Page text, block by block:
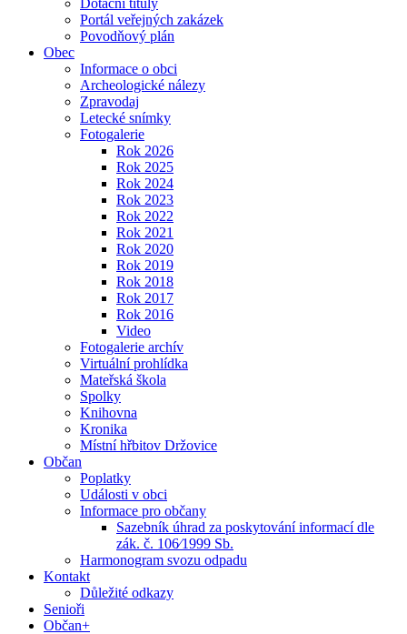
Dotační tituly
Portál veřejných zakázek
Povodňový plán
Obec
Informace o obci
Archeologické nálezy
Zpravodaj
Letecké snímky
Fotogalerie
Rok 2026
Rok 2025
Rok 2024
Rok 2023
Rok 2022
Rok 2021
Rok 2020
Rok 2019
Rok 2018
Rok 2017
Rok 2016
Video
Fotogalerie archív
Virtuální prohlídka
Mateřská škola
Spolky
Knihovna
Kronika
Místní hřbitov Držovice
Občan
Poplatky
Události v obci
Informace pro občany
Sazebník úhrad za poskytování informací dle
zák. č. 106⁄1999 Sb.
Harmonogram svozu odpadu
Kontakt
Důležité odkazy
Senioři
Občan+